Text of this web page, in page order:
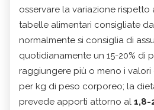
osservare la variazione
tabelle alimentari consigliate
normalmente si consiglia di
quotidianamente un 15-20% di
raggiungere più o meno i valori
per kg di peso corporeo; la
prevede apporti attorno al 1,8-